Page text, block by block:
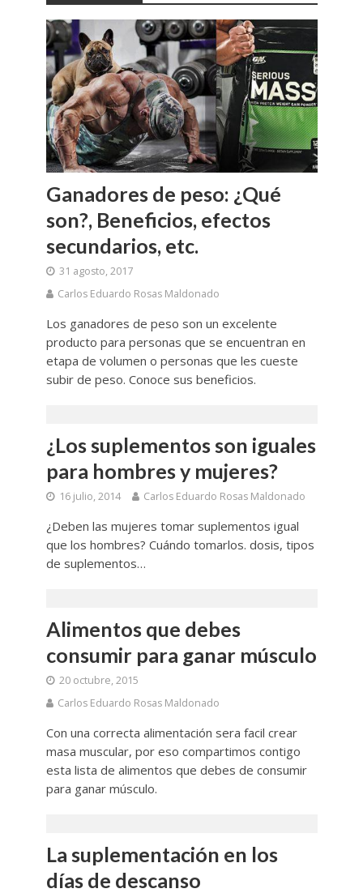
Ganadores de peso: ¿Qué
son?, Beneficios, efectos
secundarios, etc.
31 agosto, 2017
Carlos Eduardo Rosas Maldonado
Los ganadores de peso son un excelente
producto para personas que se encuentran en
etapa de volumen o personas que les cueste
subir de peso. Conoce sus beneficios.
¿Los suplementos son iguales
para hombres y mujeres?
16 julio, 2014 Carlos Eduardo Rosas Maldonado
¿Deben las mujeres tomar suplementos igual
que los hombres? Cuándo tomarlos. dosis, tipos
de suplementos…
Alimentos que debes
consumir para ganar músculo
20 octubre, 2015
Carlos Eduardo Rosas Maldonado
Con una correcta alimentación sera facil crear
masa muscular, por eso compartimos contigo
esta lista de alimentos que debes de consumir
para ganar músculo.
La suplementación en los
días de descanso